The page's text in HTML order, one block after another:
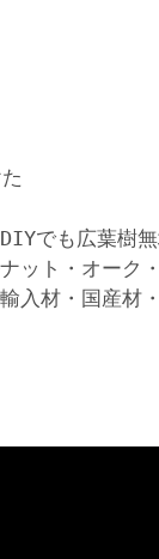
DIYでも広葉樹
ット・オーク
入材・国産材・